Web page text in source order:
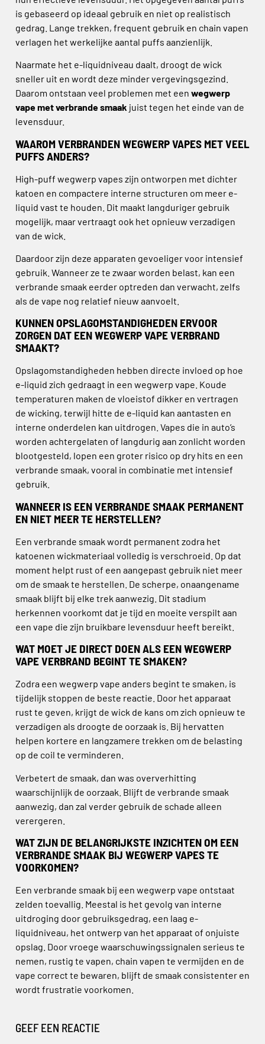
is gebaseerd op ideaal gebruik en niet op realistisch
gedrag. Lange trekken, frequent gebruik en chain vapen
verlagen het werkelijke aantal puffs aanzienlijk.
Naarmate het e-liquidniveau daalt, droogt de wick
sneller uit en wordt deze minder vergevingsgezind.
Daarom ontstaan veel problemen met een wegwerp
vape met verbrande smaak juist tegen het einde van de
levensduur.
WAAROM VERBRANDEN WEGWERP VAPES MET VEEL
PUFFS ANDERS?
High-puff wegwerp vapes zijn ontworpen met dichter
katoen en compactere interne structuren om meer e-
liquid vast te houden. Dit maakt langduriger gebruik
mogelijk, maar vertraagt ook het opnieuw verzadigen
van de wick.
Daardoor zijn deze apparaten gevoeliger voor intensief
gebruik. Wanneer ze te zwaar worden belast, kan een
verbrande smaak eerder optreden dan verwacht, zelfs
als de vape nog relatief nieuw aanvoelt.
KUNNEN OPSLAGOMSTANDIGHEDEN ERVOOR
ZORGEN DAT EEN WEGWERP VAPE VERBRAND
SMAAKT?
Opslagomstandigheden hebben directe invloed op hoe
e-liquid zich gedraagt in een wegwerp vape. Koude
temperaturen maken de vloeistof dikker en vertragen
de wicking, terwijl hitte de e-liquid kan aantasten en
interne onderdelen kan uitdrogen. Vapes die in auto’s
worden achtergelaten of langdurig aan zonlicht worden
blootgesteld, lopen een groter risico op dry hits en een
verbrande smaak, vooral in combinatie met intensief
gebruik.
WANNEER IS EEN VERBRANDE SMAAK PERMANENT
EN NIET MEER TE HERSTELLEN?
Een verbrande smaak wordt permanent zodra het
katoenen wickmateriaal volledig is verschroeid. Op dat
moment helpt rust of een aangepast gebruik niet meer
om de smaak te herstellen. De scherpe, onaangename
smaak blijft bij elke trek aanwezig. Dit stadium
herkennen voorkomt dat je tijd en moeite verspilt aan
een vape die zijn bruikbare levensduur heeft bereikt.
WAT MOET JE DIRECT DOEN ALS EEN WEGWERP
VAPE VERBRAND BEGINT TE SMAKEN?
Zodra een wegwerp vape anders begint te smaken, is
tijdelijk stoppen de beste reactie. Door het apparaat
rust te geven, krijgt de wick de kans om zich opnieuw te
verzadigen als droogte de oorzaak is. Bij hervatten
helpen kortere en langzamere trekken om de belasting
op de coil te verminderen.
Verbetert de smaak, dan was oververhitting
waarschijnlijk de oorzaak. Blijft de verbrande smaak
aanwezig, dan zal verder gebruik de schade alleen
verergeren.
WAT ZIJN DE BELANGRIJKSTE INZICHTEN OM EEN
VERBRANDE SMAAK BIJ WEGWERP VAPES TE
VOORKOMEN?
Een verbrande smaak bij een wegwerp vape ontstaat
zelden toevallig. Meestal is het gevolg van interne
uitdroging door gebruiksgedrag, een laag e-
liquidniveau, het ontwerp van het apparaat of onjuiste
opslag. Door vroege waarschuwingssignalen serieus te
nemen, rustig te vapen, chain vapen te vermijden en de
vape correct te bewaren, blijft de smaak consistenter en
wordt frustratie voorkomen.
GEEF EEN REACTIE